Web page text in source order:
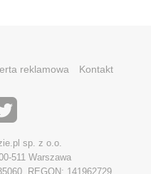
reklamowa Kontakt
sp. z o.o.
511 Warszawa
REGON: 141962729